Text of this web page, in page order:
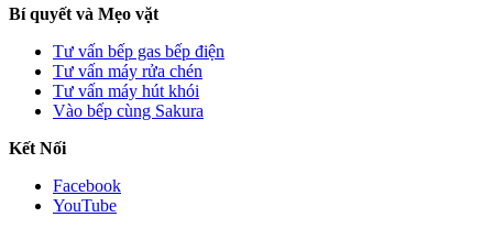
Bí quyết và Mẹo vặt
Tư vấn bếp gas bếp điện
Tư vấn máy rửa chén
Tư vấn máy hút khói
Vào bếp cùng Sakura
Kết Nối
Facebook
YouTube